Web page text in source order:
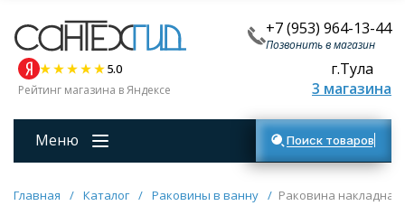
+7 (953) 964-13-44
Позвонить в магазин
5.0
Рейтинг магазина в Яндексе
г.Тула
3 магазина
Меню Поиск товаров
Главная / Каталог / Раковины в ванну / Раковина накладная